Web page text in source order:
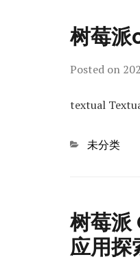
树莓
Posted on
textual
Categories
未分类
树莓派
应用探